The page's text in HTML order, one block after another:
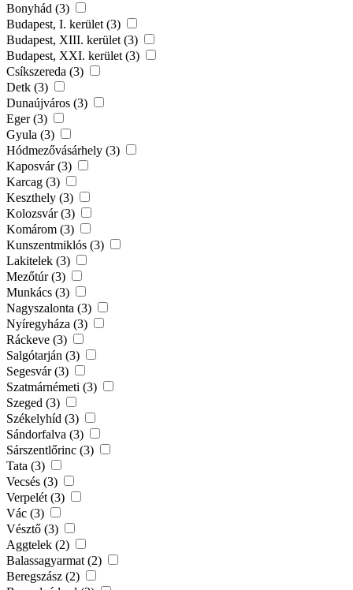
Bonyhád (3)
Budapest, I. kerület (3)
Budapest, XIII. kerület (3)
Budapest, XXI. kerület (3)
Csíkszereda (3)
Detk (3)
Dunaújváros (3)
Eger (3)
Gyula (3)
Hódmezővásárhely (3)
Kaposvár (3)
Karcag (3)
Keszthely (3)
Kolozsvár (3)
Komárom (3)
Kunszentmiklós (3)
Lakitelek (3)
Mezőtúr (3)
Munkács (3)
Nagyszalonta (3)
Nyíregyháza (3)
Ráckeve (3)
Salgótarján (3)
Segesvár (3)
Szatmárnémeti (3)
Szeged (3)
Székelyhíd (3)
Sándorfalva (3)
Sárszentlőrinc (3)
Tata (3)
Vecsés (3)
Verpelét (3)
Vác (3)
Vésztő (3)
Aggtelek (2)
Balassagyarmat (2)
Beregszász (2)